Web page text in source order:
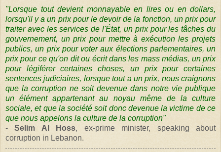
"Lorsque tout devient monnayable en lires ou en dollars,
lorsqu'il y a un prix pour le devoir de la fonction, un prix pour
traiter avec les services de l'État, un prix pour les tâches du
gouvernement, un prix pour mettre à exécution les projets
publics, un prix pour voter aux élections parlementaires, un
prix pour ce qu'on dit ou écrit dans les mass médias, un prix
pour légiférer certaines choses, un prix pour certaines
sentences judiciaires, lorsque tout a un prix, nous craignons
que la corruption ne soit devenue dans notre vie publique
un élément appartenant au noyau même de la culture
sociale, et que la société soit donc devenue la victime de ce
que nous appelons la culture de la corruption"
-Selim Al Hoss, ex-prime minister, speaking about
corruption in Lebanon.